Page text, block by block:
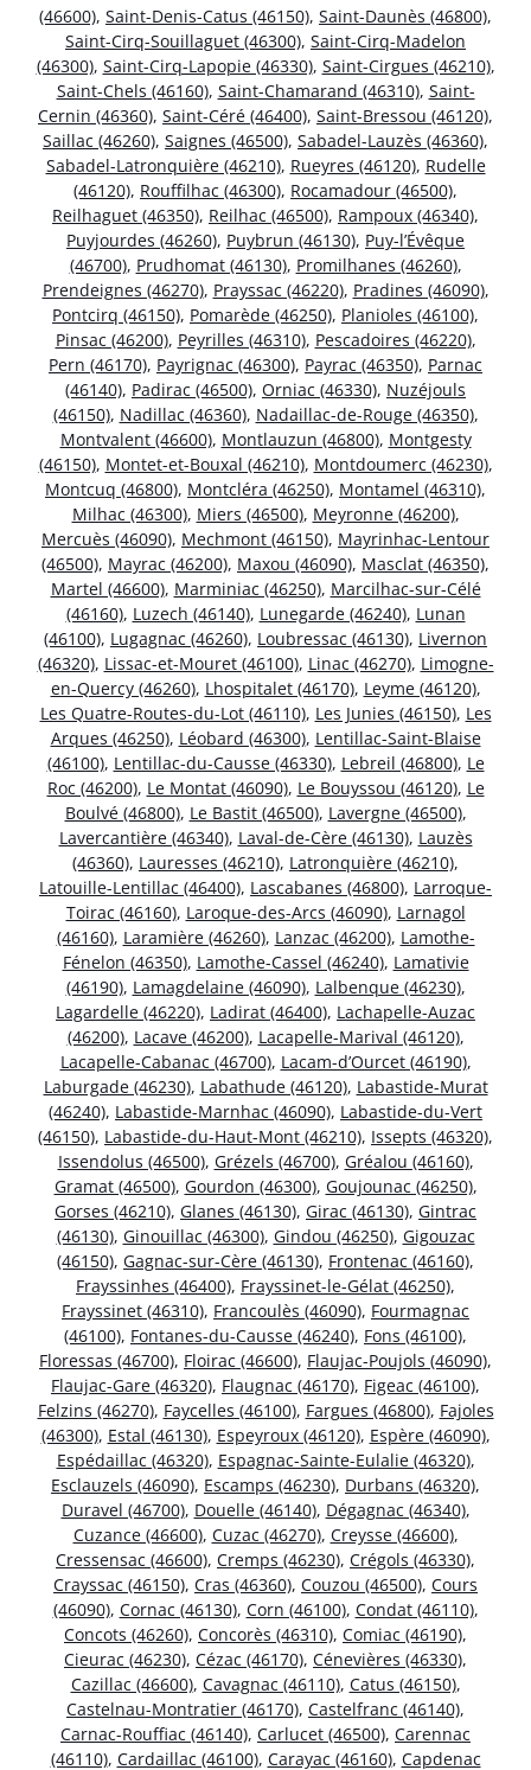
(46600), Saint-Denis-Catus (46150), Saint-Daunès (46800),
Saint-Cirq-Souillaguet (46300), Saint-Cirq-Madelon
(46300), Saint-Cirq-Lapopie (46330), Saint-Cirgues (46210),
Saint-Chels (46160), Saint-Chamarand (46310), Saint-
Cernin (46360), Saint-Céré (46400), Saint-Bressou (46120),
Saillac (46260), Saignes (46500), Sabadel-Lauzès (46360),
Sabadel-Latronquière (46210), Rueyres (46120), Rudelle
(46120), Rouffilhac (46300), Rocamadour (46500),
Reilhaguet (46350), Reilhac (46500), Rampoux (46340),
Puyjourdes (46260), Puybrun (46130), Puy-l’Évêque
(46700), Prudhomat (46130), Promilhanes (46260),
Prendeignes (46270), Prayssac (46220), Pradines (46090),
Pontcirq (46150), Pomarède (46250), Planioles (46100),
Pinsac (46200), Peyrilles (46310), Pescadoires (46220),
Pern (46170), Payrignac (46300), Payrac (46350), Parnac
(46140), Padirac (46500), Orniac (46330), Nuzéjouls
(46150), Nadillac (46360), Nadaillac-de-Rouge (46350),
Montvalent (46600), Montlauzun (46800), Montgesty
(46150), Montet-et-Bouxal (46210), Montdoumerc (46230),
Montcuq (46800), Montcléra (46250), Montamel (46310),
Milhac (46300), Miers (46500), Meyronne (46200),
Mercuès (46090), Mechmont (46150), Mayrinhac-Lentour
(46500), Mayrac (46200), Maxou (46090), Masclat (46350),
Martel (46600), Marminiac (46250), Marcilhac-sur-Célé
(46160), Luzech (46140), Lunegarde (46240), Lunan
(46100), Lugagnac (46260), Loubressac (46130), Livernon
(46320), Lissac-et-Mouret (46100), Linac (46270), Limogne-
en-Quercy (46260), Lhospitalet (46170), Leyme (46120),
Les Quatre-Routes-du-Lot (46110), Les Junies (46150), Les
Arques (46250), Léobard (46300), Lentillac-Saint-Blaise
(46100), Lentillac-du-Causse (46330), Lebreil (46800), Le
Roc (46200), Le Montat (46090), Le Bouyssou (46120), Le
Boulvé (46800), Le Bastit (46500), Lavergne (46500),
Lavercantière (46340), Laval-de-Cère (46130), Lauzès
(46360), Lauresses (46210), Latronquière (46210),
Latouille-Lentillac (46400), Lascabanes (46800), Larroque-
Toirac (46160), Laroque-des-Arcs (46090), Larnagol
(46160), Laramière (46260), Lanzac (46200), Lamothe-
Fénelon (46350), Lamothe-Cassel (46240), Lamativie
(46190), Lamagdelaine (46090), Lalbenque (46230),
Lagardelle (46220), Ladirat (46400), Lachapelle-Auzac
(46200), Lacave (46200), Lacapelle-Marival (46120),
Lacapelle-Cabanac (46700), Lacam-d’Ourcet (46190),
Laburgade (46230), Labathude (46120), Labastide-Murat
(46240), Labastide-Marnhac (46090), Labastide-du-Vert
(46150), Labastide-du-Haut-Mont (46210), Issepts (46320),
Issendolus (46500), Grézels (46700), Gréalou (46160),
Gramat (46500), Gourdon (46300), Goujounac (46250),
Gorses (46210), Glanes (46130), Girac (46130), Gintrac
(46130), Ginouillac (46300), Gindou (46250), Gigouzac
(46150), Gagnac-sur-Cère (46130), Frontenac (46160),
Frayssinhes (46400), Frayssinet-le-Gélat (46250),
Frayssinet (46310), Francoulès (46090), Fourmagnac
(46100), Fontanes-du-Causse (46240), Fons (46100),
Floressas (46700), Floirac (46600), Flaujac-Poujols (46090),
Flaujac-Gare (46320), Flaugnac (46170), Figeac (46100),
Felzins (46270), Faycelles (46100), Fargues (46800), Fajoles
(46300), Estal (46130), Espeyroux (46120), Espère (46090),
Espédaillac (46320), Espagnac-Sainte-Eulalie (46320),
Esclauzels (46090), Escamps (46230), Durbans (46320),
Duravel (46700), Douelle (46140), Dégagnac (46340),
Cuzance (46600), Cuzac (46270), Creysse (46600),
Cressensac (46600), Cremps (46230), Crégols (46330),
Crayssac (46150), Cras (46360), Couzou (46500), Cours
(46090), Cornac (46130), Corn (46100), Condat (46110),
Concots (46260), Concorès (46310), Comiac (46190),
Cieurac (46230), Cézac (46170), Cénevières (46330),
Cazillac (46600), Cavagnac (46110), Catus (46150),
Castelnau-Montratier (46170), Castelfranc (46140),
Carnac-Rouffiac (46140), Carlucet (46500), Carennac
(46110), Cardaillac (46100), Carayac (46160), Capdenac